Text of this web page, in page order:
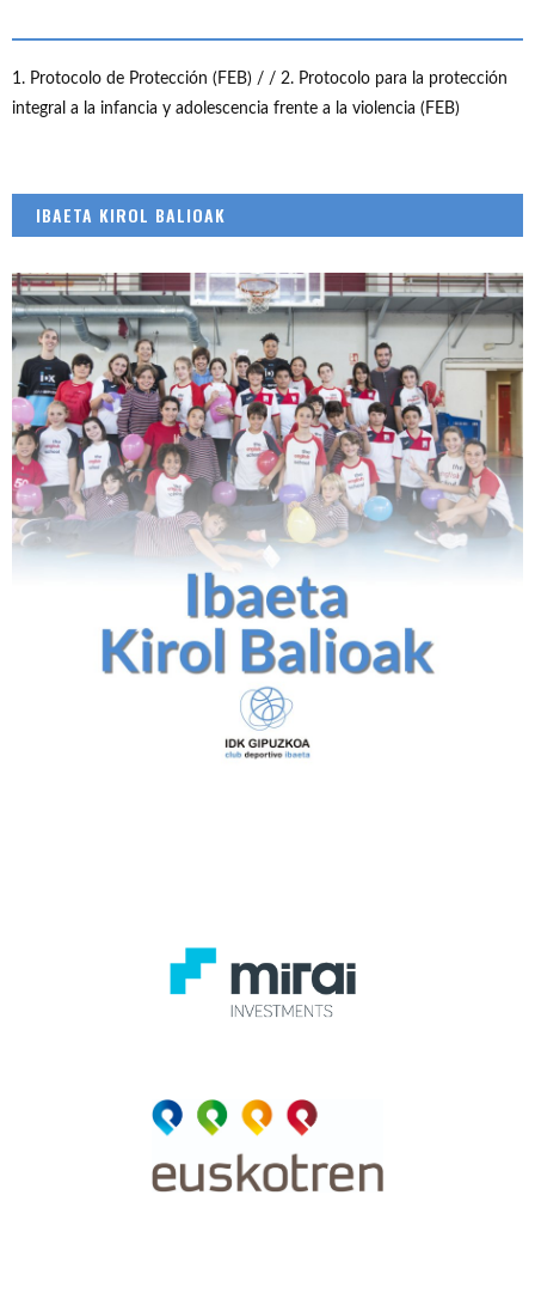
1. Protocolo de Protección (FEB) / / 2. Protocolo para la protección
integral a la infancia y adolescencia frente a la violencia (FEB)
IBAETA KIROL BALIOAK